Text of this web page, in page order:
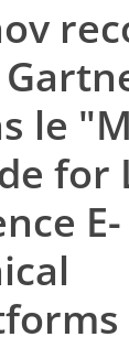
le
for
E-